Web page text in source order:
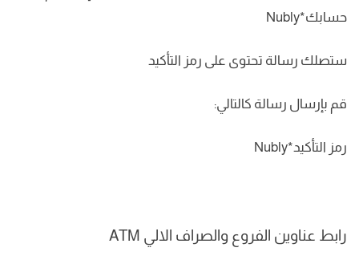
حسابك*Nubly
ستصلك رسالة تحتوى على رمز التأكيد
قم بإرسال رسالة كالتالي:
رمز التأكيد*Nubly
رابط عناوين الفروع والصراف الالي ATM